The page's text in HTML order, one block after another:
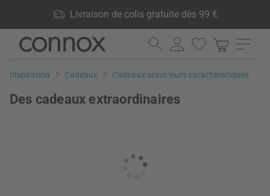
Livraison de colis gratuite dès 99 €
produits en stock, Droit de retour de 60 jours
Aller
contenu
Aller
la
Inspiration Cadeaux Cadeaux selon leurs caractéristiques
Des cadeaux extraordinaires